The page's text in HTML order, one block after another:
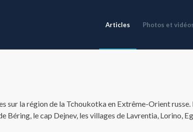
Articles Photos et
sur la région de la Tchoukotka en Extrême-Orient
Béring, le cap Dejnev, les villages de Lavrentia, Lorino,